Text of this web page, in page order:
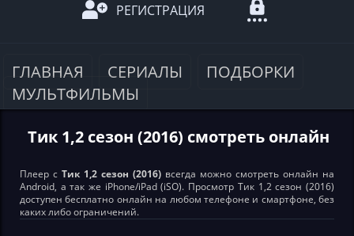
РЕГИСТРАЦИЯ
ГЛАВНАЯ СЕРИАЛЫ
ПОДБОРКИ
МУЛЬТФИЛЬМЫ
Тик 1,2 сезон (2016) смотреть онлайн
Плеер с Тик 1,2 сезон (2016) всегда можно смотреть онлайн на
Android, а так же iPhone/iPad (iSO). Просмотр Тик 1,2 сезон (2016)
доступен бесплатно онлайн на любом телефоне и смартфоне, без
каких либо ограничений.